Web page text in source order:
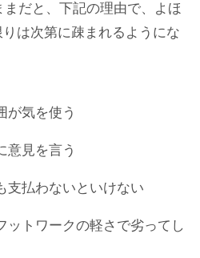
だと、下記の理由で、よほ
は次第に疎まれるようにな
が気を使う
意見を言う
支払わないといけない
ットワークの軽さで劣ってし